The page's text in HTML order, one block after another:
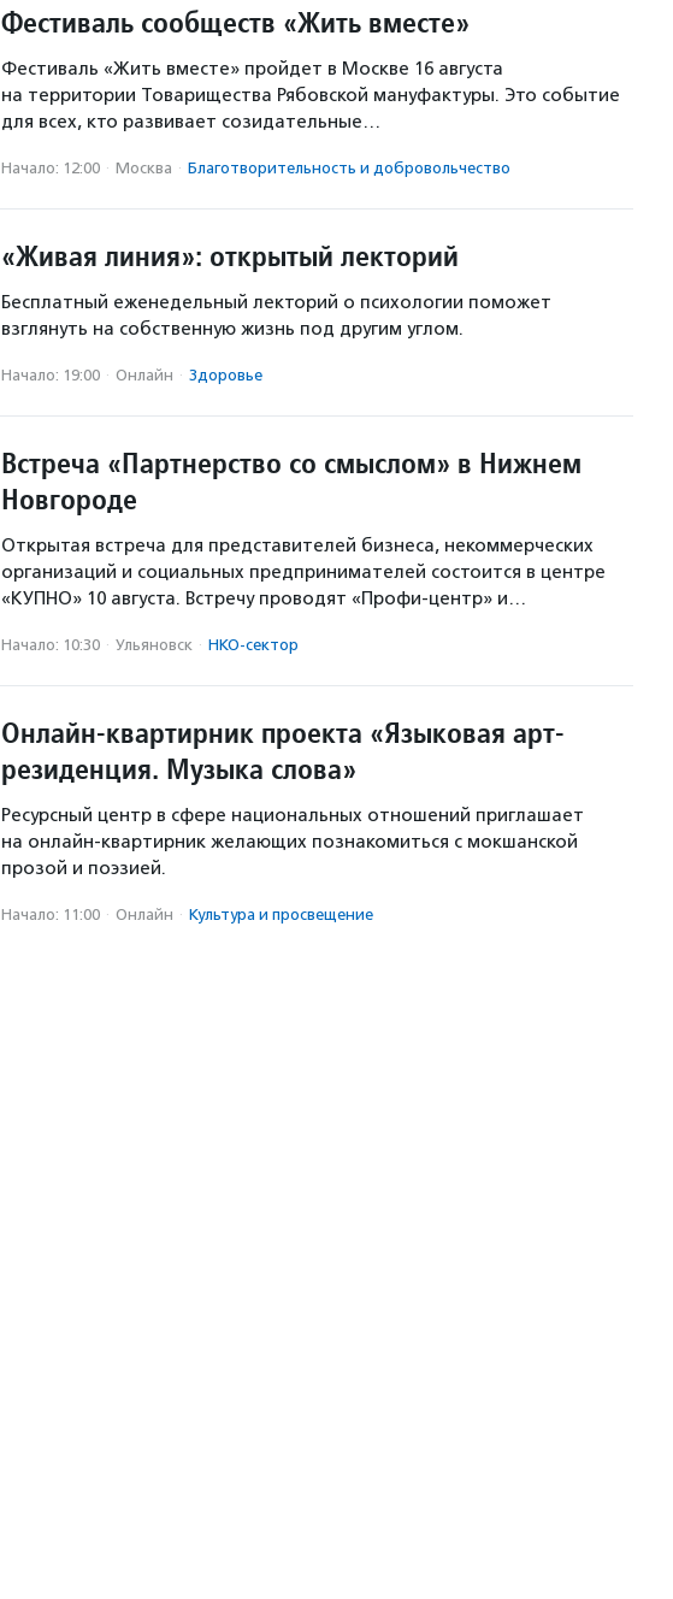
Фестиваль сообществ «Жить вместе»
Фестиваль «Жить вместе» пройдет в Москве 16 августа
на территории Товарищества Рябовской мануфактуры. Это событие
для всех, кто развивает созидательные…
Начало: 12:00 · Москва · Благотвори­тель­ность и доброволь­чест­во
«Живая линия»: открытый лекторий
Бесплатный еженедельный лекторий о психологии поможет
взглянуть на собственную жизнь под другим углом.
Начало: 19:00 · Онлайн · Здоровье
Встреча «Партнерство со смыслом» в Нижнем
Новгороде
Открытая встреча для представителей бизнеса, некоммерческих
организаций и социальных предпринимателей состоится в центре
«КУПНО» 10 августа. Встречу проводят «Профи-центр» и…
Начало: 10:30 · Ульяновск · НКО-сектор
Онлайн-квартирник проекта «Языковая арт-
резиденция. Музыка слова»
Ресурсный центр в сфере национальных отношений приглашает
на онлайн-квартирник желающих познакомиться с мокшанской
прозой и поэзией.
Начало: 11:00 · Онлайн · Культура и просвещение